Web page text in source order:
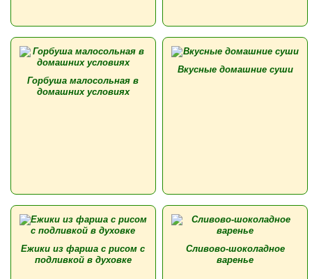
Горбуша малосольная в
домашних условиях
Вкусные домашние суши
Ежики из фарша с рисом с
подливкой в духовке
Сливово-шоколадное
варенье